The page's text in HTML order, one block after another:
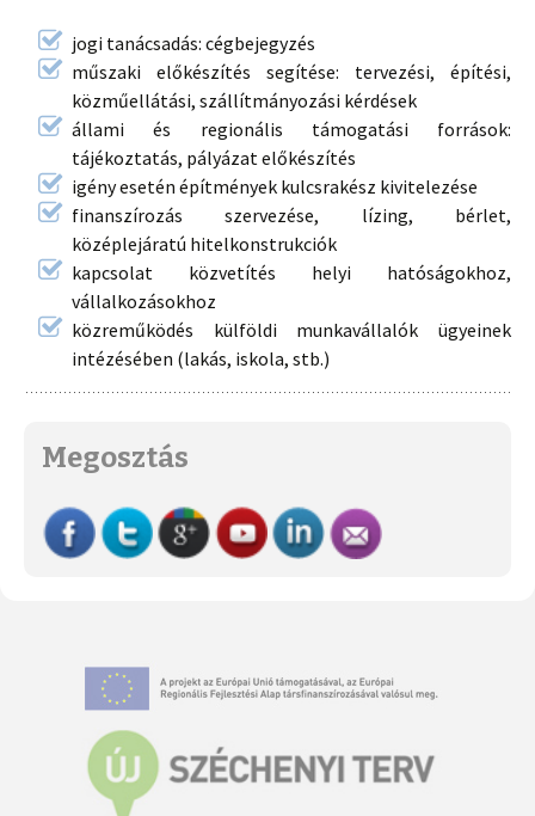
jogi tanácsadás: cégbejegyzés
műszaki előkészítés segítése: tervezési, építési,
közműellátási, szállítmányozási kérdések
állami és regionális támogatási források:
tájékoztatás, pályázat előkészítés
igény esetén építmények kulcsrakész kivitelezése
finanszírozás szervezése, lízing, bérlet,
középlejáratú hitelkonstrukciók
kapcsolat közvetítés helyi hatóságokhoz,
vállalkozásokhoz
közreműködés külföldi munkavállalók ügyeinek
intézésében (lakás, iskola, stb.)
Megosztás